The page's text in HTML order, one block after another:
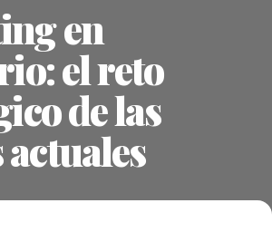
en
el reto
de las